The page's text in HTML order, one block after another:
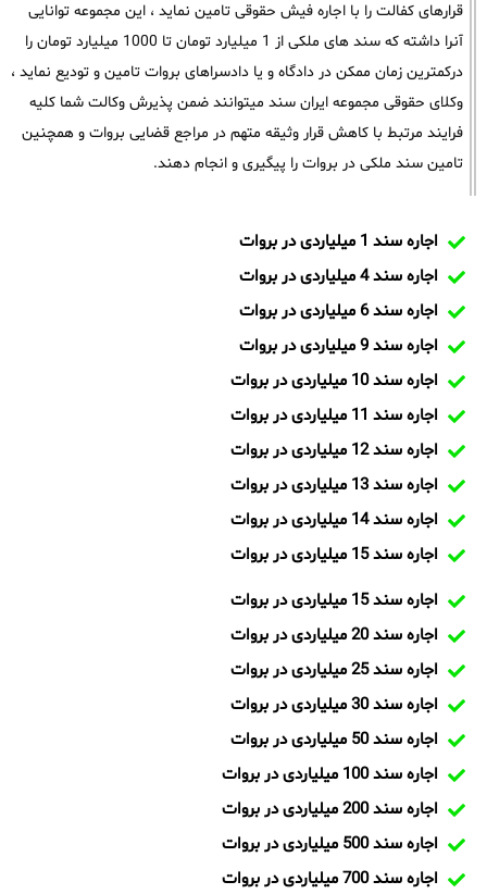
قرارهای کفالت را با اجاره فیش حقوقی تامین نماید ، این مجموعه توانایی
آنرا داشته که سند های ملکی از 1 میلیارد تومان تا 1000 میلیارد تومان را
درکمترین زمان ممکن در دادگاه و یا دادسراهای بروات تامین و تودیع نماید ،
وکلای حقوقی مجموعه ایران سند میتوانند ضمن پذیرش وکالت شما کلیه
فرایند مرتبط با کاهش قرار وثیقه متهم در مراجع قضایی بروات و همچنین
تامین سند ملکی در بروات را پیگیری و انجام دهند.
اجاره سند 1 میلیاردی در بروات
اجاره سند 4 میلیاردی در بروات
اجاره سند 6 میلیاردی در بروات
اجاره سند 9 میلیاردی در بروات
اجاره سند 10 میلیاردی در بروات
اجاره سند 11 میلیاردی در بروات
اجاره سند 12 میلیاردی در بروات
اجاره سند 13 میلیاردی در بروات
اجاره سند 14 میلیاردی در بروات
اجاره سند 15 میلیاردی در بروات
اجاره سند 15 میلیاردی در بروات
اجاره سند 20 میلیاردی در بروات
اجاره سند 25 میلیاردی در بروات
اجاره سند 30 میلیاردی در بروات
اجاره سند 50 میلیاردی در بروات
اجاره سند 100 میلیاردی در بروات
اجاره سند 200 میلیاردی در بروات
اجاره سند 500 میلیاردی در بروات
اجاره سند 700 میلیاردی در بروات